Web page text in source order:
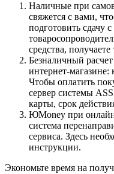
Наличные при
свяжется с вами,
подготовить
средства, получаете
Безналичный
интернет-
Чтобы оплатить
сервер системы
карты, срок
ЮMoney при
система
сервиса. Здесь
инструкции.
Экономьте время на